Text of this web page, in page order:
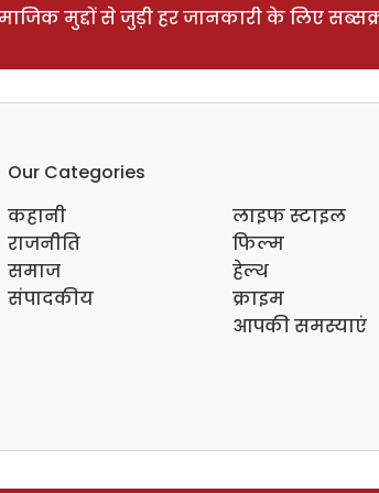
मुद्दों से जुड़ी हर जानकारी के लिए
Our Categories
कहानी
राजनीति
समाज
संपादकीय
लाइफ स्टाइल
फिल्म
हेल्थ
क्राइम
आपकी समस्याएं